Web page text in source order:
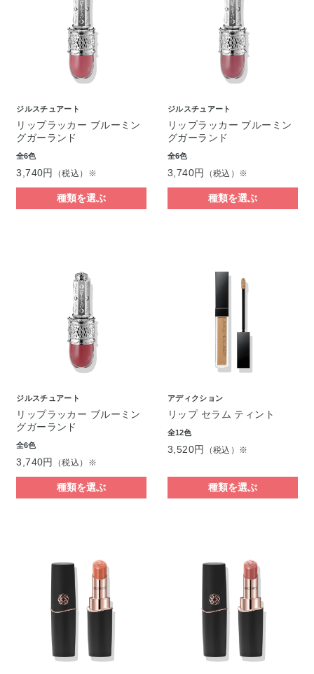
ジルスチュアート
リップラッカー ブルーミン
グガーランド
全6色
3,740円 （税込）※
種類を選ぶ
ジルスチュアート
リップラッカー ブルーミン
グガーランド
全6色
3,740円 （税込）※
種類を選ぶ
ジルスチュアート
リップラッカー ブルーミン
グガーランド
全6色
3,740円 （税込）※
種類を選ぶ
アディクション
リップ セラム ティント
全12色
3,520円 （税込）※
種類を選ぶ